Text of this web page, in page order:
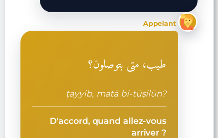
Appelant
طيب، متى بتوصلون؟
ṭayyib, matā bi-tūṣilūn?
D'accord, quand allez-vous
arriver ?